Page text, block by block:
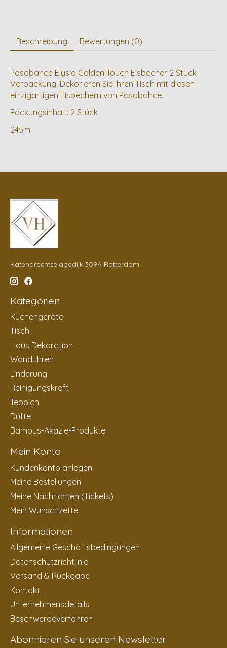
Beschreibung Bewertungen (0)
Pasabahce Elysia Golden Touch Eisbecher 2 Stück
Verpackung. Dekorieren Sie Ihren Tisch mit diesen
einzigartigen Eisbechern von Pasabahce.
Packungsinhalt: 2 Stück
245ml
Katendrechtselagedijk 309A Rotterdam
Kategorien
Küchengeräte
Tisch
Haus Dekoration
Wanduhren
Linderung
Reinigungskraft
Teppich
Düfte
Bambus-Akazie-Produkte
Mein Konto
Kundenkonto anlegen
Meine Bestellungen
Meine Nachrichten (Tickets)
Mein Wunschzettel
Informationen
Allgemeine Geschäftsbedingungen
Datenschutzrichtlinie
Versand & Rückgabe
Kontakt
Unternehmensdetails
Beschwerdeverfahren
Abonnieren Sie unseren Newsletter